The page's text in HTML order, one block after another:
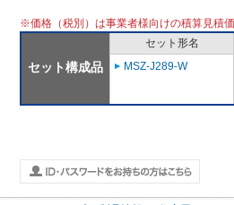
※価格（税別）は事業者様向けの積算見積
セット構成品
セット形名
MSZ-J289-W